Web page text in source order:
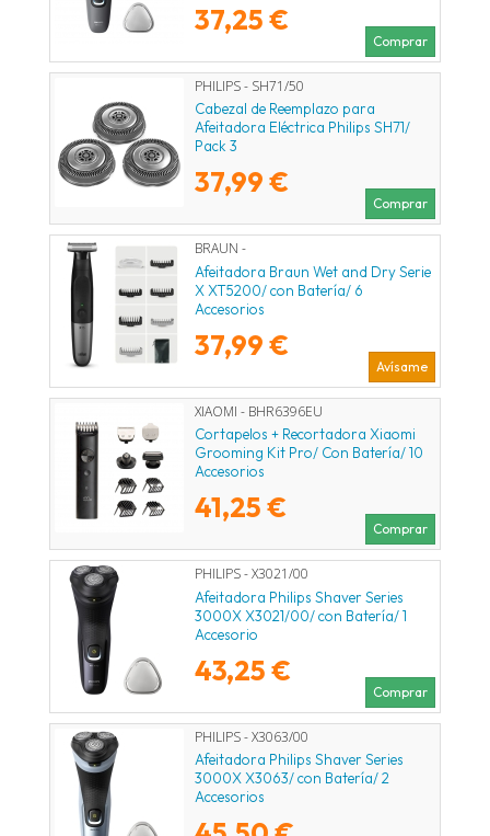
37,25 €
Comprar
PHILIPS - SH71/50
Cabezal de Reemplazo para
Afeitadora Eléctrica Philips SH71/
Pack 3
37,99 €
Comprar
BRAUN -
Afeitadora Braun Wet and Dry Serie
X XT5200/ con Batería/ 6
Accesorios
37,99 €
Avísame
XIAOMI - BHR6396EU
Cortapelos + Recortadora Xiaomi
Grooming Kit Pro/ Con Batería/ 10
Accesorios
41,25 €
Comprar
PHILIPS - X3021/00
Afeitadora Philips Shaver Series
3000X X3021/00/ con Batería/ 1
Accesorio
43,25 €
Comprar
PHILIPS - X3063/00
Afeitadora Philips Shaver Series
3000X X3063/ con Batería/ 2
Accesorios